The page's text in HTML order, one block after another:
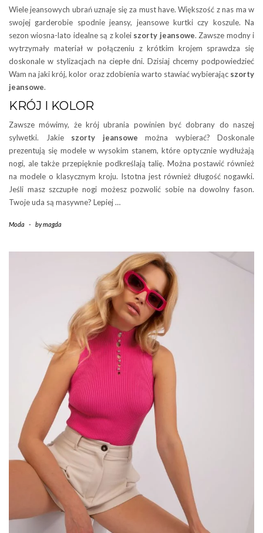
Wiele jeansowych ubrań uznaje się za must have. Większość z nas ma w
swojej garderobie spodnie jeansy, jeansowe kurtki czy koszule. Na
sezon wiosna-lato idealne są z kolei szorty jeansowe. Zawsze modny i
wytrzymały materiał w połączeniu z krótkim krojem sprawdza się
doskonale w stylizacjach na ciepłe dni. Dzisiaj chcemy podpowiedzieć
Wam na jaki krój, kolor oraz zdobienia warto stawiać wybierając szorty
jeansowe.
KRÓJ I KOLOR
Zawsze mówimy, że krój ubrania powinien być dobrany do naszej
sylwetki. Jakieszorty jeansowe można wybierać? Doskonale
prezentują się modele w wysokim stanem, które optycznie wydłużają
nogi, ale także przepięknie podkreślają talię. Można postawić również
na modele o klasycznym kroju. Istotna jest również długość nogawki.
Jeśli masz szczupłe nogi możesz pozwolić sobie na dowolny fason.
Twoje uda są masywne? Lepiej …
Moda - bymagda